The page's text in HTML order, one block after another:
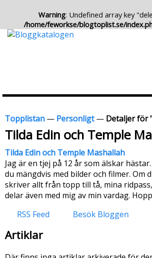
Warning: Undefined array key
/home/feworkse/blogtoplist.se/
Topplistan — Personligt— Detaljer för
Tilda Edin och Temple
Tilda Edin och Temple Mashallah
Jag är en tjej på 12 år som älskar
du mängdvis med bilder och filmer.
skriver allt från topp till tå, mina
delar även med mig av min vardag.
RSS Feed
Besök Bloggen
Artiklar